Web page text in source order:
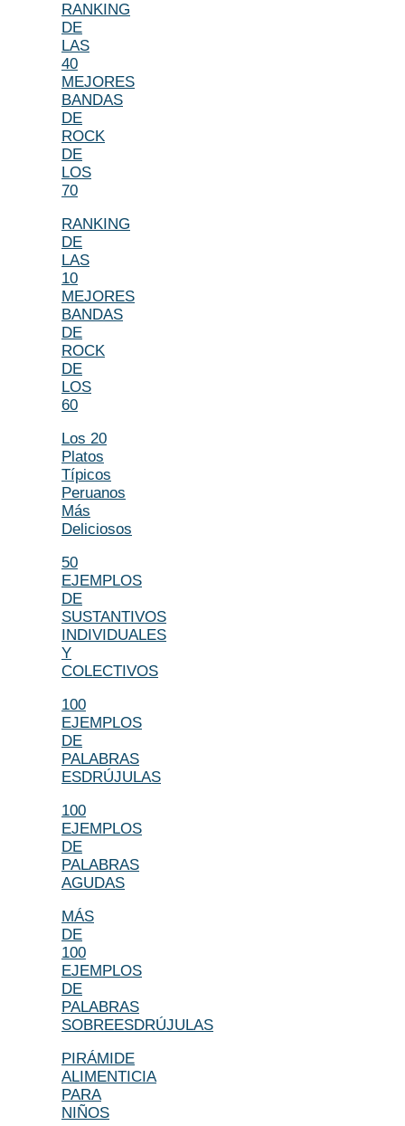
RANKING
DE
LAS
40
MEJORES
BANDAS
DE
ROCK
DE
LOS
70
RANKING
DE
LAS
10
MEJORES
BANDAS
DE
ROCK
DE
LOS
60
Los 20
Platos
Típicos
Peruanos
Más
Deliciosos
50
EJEMPLOS
DE
SUSTANTIVOS
INDIVIDUALES
Y
COLECTIVOS
100
EJEMPLOS
DE
PALABRAS
ESDRÚJULAS
100
EJEMPLOS
DE
PALABRAS
AGUDAS
MÁS
DE
100
EJEMPLOS
DE
PALABRAS
SOBREESDRÚJULAS
PIRÁMIDE
ALIMENTICIA
PARA
NIÑOS